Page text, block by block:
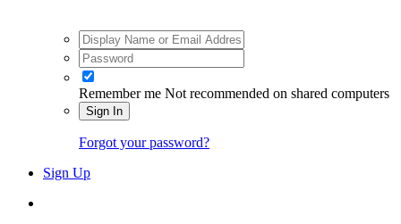
Remember me Not recommended on shared computers
Sign In
Forgot your password?
Sign Up